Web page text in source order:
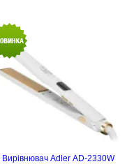
Вирівнювач Adler AD-2330W